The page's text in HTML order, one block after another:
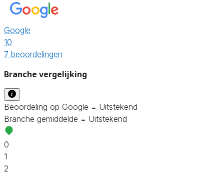
Google
10
7 beoordelingen
Branche vergelijking
Beoordeling op Google = Uitstekend
Branche gemiddelde = Uitstekend
0
1
2